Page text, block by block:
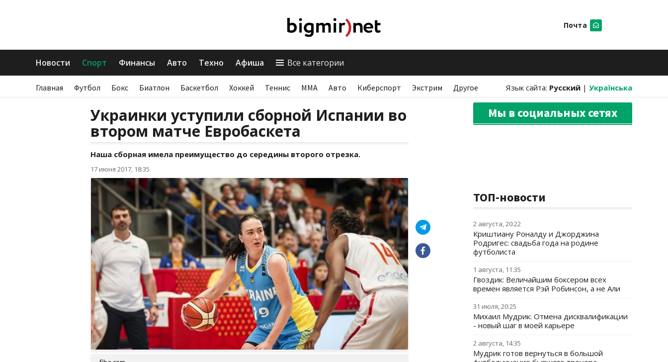
Почта
Новости Спорт Финансы Авто Техно Афиша Все категории
Главная Футбол Бокс Биатлон Баскетбол Хоккей Теннис ММА Авто Киберспорт Экстрим Другое Язык сайта: Русский | Українська
Украинки уступили сборной Испании во
втором матче Евробаскета
Наша сборная имела преимущество до середины второго отрезка.
17 июня 2017, 18:35
Мы в социальных сетях
ТОП-новости
2 августа, 20:22
Криштиану Роналду и Джорджина
Родригес: свадьба года на родине
футболиста
1 августа, 11:35
Гвоздик: Величайшим боксером всех
времен является Рэй Робинсон, а не Али
31 июля, 20:25
Михаил Мудрик: Отмена дисквалификации
- новый шаг в моей карьере
2 августа, 14:35
Мудрик готов вернуться в большой